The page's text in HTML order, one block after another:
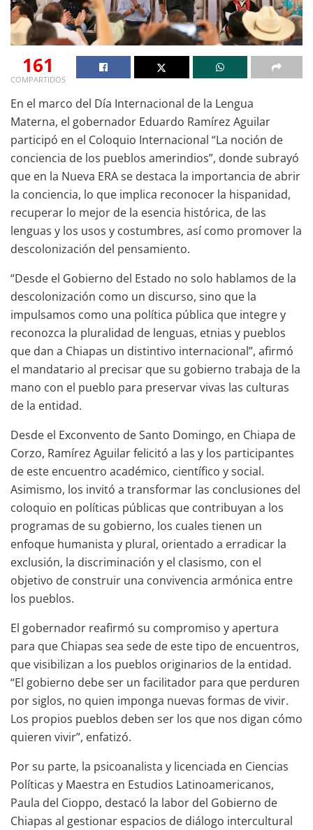
161
COMPARTIDOS
En el marco del Día Internacional de la Lengua
Materna, el gobernador Eduardo Ramírez Aguilar
participó en el Coloquio Internacional “La noción de
conciencia de los pueblos amerindios”, donde subrayó
que en la Nueva ERA se destaca la importancia de abrir
la conciencia, lo que implica reconocer la hispanidad,
recuperar lo mejor de la esencia histórica, de las
lenguas y los usos y costumbres, así como promover la
descolonización del pensamiento.
“Desde el Gobierno del Estado no solo hablamos de la
descolonización como un discurso, sino que la
impulsamos como una política pública que integre y
reconozca la pluralidad de lenguas, etnias y pueblos
que dan a Chiapas un distintivo internacional”, afirmó
el mandatario al precisar que su gobierno trabaja de la
mano con el pueblo para preservar vivas las culturas
de la entidad.
Desde el Exconvento de Santo Domingo, en Chiapa de
Corzo, Ramírez Aguilar felicitó a las y los participantes
de este encuentro académico, científico y social.
Asimismo, los invitó a transformar las conclusiones del
coloquio en políticas públicas que contribuyan a los
programas de su gobierno, los cuales tienen un
enfoque humanista y plural, orientado a erradicar la
exclusión, la discriminación y el clasismo, con el
objetivo de construir una convivencia armónica entre
los pueblos.
El gobernador reafirmó su compromiso y apertura
para que Chiapas sea sede de este tipo de encuentros,
que visibilizan a los pueblos originarios de la entidad.
“El gobierno debe ser un facilitador para que perduren
por siglos, no quien imponga nuevas formas de vivir.
Los propios pueblos deben ser los que nos digan cómo
quieren vivir”, enfatizó.
Por su parte, la psicoanalista y licenciada en Ciencias
Políticas y Maestra en Estudios Latinoamericanos,
Paula del Cioppo, destacó la labor del Gobierno de
Chiapas al gestionar espacios de diálogo intercultural